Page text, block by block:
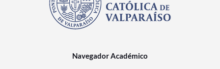
Navegador Académico